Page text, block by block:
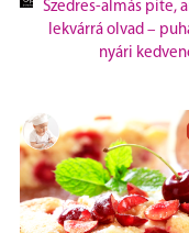
Szedres-almás pite,
lekvárrá olvad –
nyári